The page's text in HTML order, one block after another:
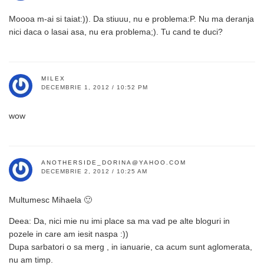
Moooa m-ai si taiat:)). Da stiuuu, nu e problema:P. Nu ma deranja
nici daca o lasai asa, nu era problema;). Tu cand te duci?
MILEX
DECEMBRIE 1, 2012 / 10:52 PM
wow
ANOTHERSIDE_DORINA@YAHOO.COM
DECEMBRIE 2, 2012 / 10:25 AM
Multumesc Mihaela 🙂
Deea: Da, nici mie nu imi place sa ma vad pe alte bloguri in
pozele in care am iesit naspa :))
Dupa sarbatori o sa merg , in ianuarie, ca acum sunt aglomerata,
nu am timp.